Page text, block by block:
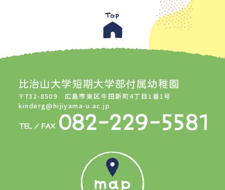
比治山大学短期大学部付属幼稚園
〒732-8509 広島市東区牛田新町4丁目1番1号
kinderg@hijiyama-u.ac.jp